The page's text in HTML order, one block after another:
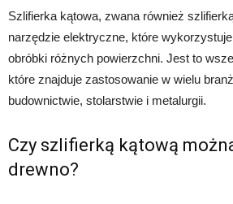
Szlifierka kątowa, zwana również
narzędzie elektryczne, które
obróbki różnych powierzchni. Jest to
które znajduje zastosowanie w wielu
budownictwie, stolarstwie i metalurgii.
Czy szlifierką kątową
drewno?